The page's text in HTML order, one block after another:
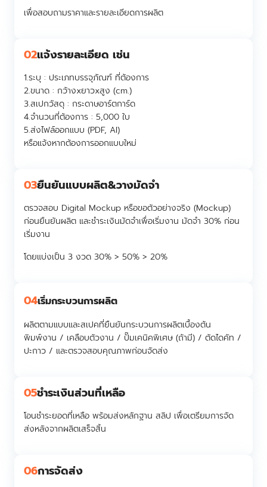
เพื่อสอบถามราคาและรายละเอียดการผลิต
02แจ้งรายละเอียด เช่น
1.ระบุ : ประเภทบรรจุภัณฑ์ ที่ต้องการ
2.ขนาด : กว้างxยาวxสูง (cm.)
3.สเปกวัสดุ : กระดาษอาร์ตการ์ด
4.จำนวนที่ต้องการ : 5,000 ใบ
5.ส่งไฟล์ออกแบบ (PDF, AI)
หรือแจ้งหากต้องการออกแบบใหม่
03ยืนยันแบบผลิต&วางมัดจำ
ตรวจสอบ Digital Mockup หรือขอตัวอย่างจริง (Mockup)
ก่อนยืนยันผลิต และชำระเงินมัดจำเพื่อเริ่มงาน มัดจำ 30% ก่อน
เริ่มงาน
โดยแบ่งเป็น 3 งวด 30% > 50% > 20%
04เริ่มกระบวนการผลิต
ผลิตตามแบบและสเปคที่ยืนยันกระบวนการผลิตเบื้องต้น
พิมพ์งาน / เคลือบตัวงาน / ปั๊มเคนิคพิเศษ (ถ้ามี) / ตัดไดคัท /
ปะกาว / และตรวจสอบคุณภาพก่อนจัดส่ง
05ชำระเงินส่วนที่เหลือ
โอนชำระยอดที่เหลือ พร้อมส่งหลักฐาน สลิป เพื่อเตรียมการจัด
ส่งหลังจากผลิตเสร็จสิ้น
06การจัดส่ง